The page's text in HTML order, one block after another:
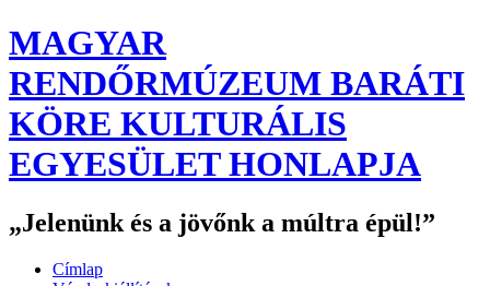
MAGYAR
RENDŐRMÚZEUM BARÁTI
KÖRE KULTURÁLIS
EGYESÜLET HONLAPJA
„Jelenünk és a jövőnk a múltra épül!”
Címlap